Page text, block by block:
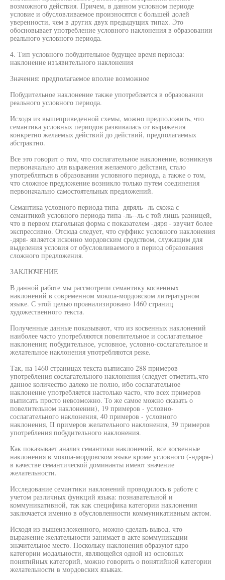
возможного действия. Причем, в данном условном периоде
условие и обусловливаемое произносятся с большей долей
уверенности, чем в других двух предыдущих типах. Это
обосновывает употребление условного наклонения в образовании
реального условного периода.
4. Тип условного побудительное будущее время периода:
наклонение изъявительного наклонения
Значения: предполагаемое вполне возможное
Побудительное наклонение также употребляется в образовании
реального условного периода.
Исходя из вышеприведенной схемы, можно предположить, что
семантика условных периодов развивалась от выражения
конкретно желаемых действий до действий, предполагаемых
абстрактно.
Все это говорит о том, что сослагательное наклонение, возникнув
первоначально для выражения желаемого действия, стало
употребляться в образовании условного периода, а также о том,
что сложное предложение возникло только путем соединения
первоначально самостоятельных предложений.
Семантика условного периода типа -дяряль--ль схожа с
семантикой условного периода типа -ль--ль с той лишь разницей,
что в первом глагольная форма с показателем -дяря - звучит более
экспрессивно. Отсюда следует, что суффикс условного наклонения
-дяря- является исконно мордовским средством, служащим для
выделения условия от обусловливаемого в период образования
сложного предложения.
ЗАКЛЮЧЕНИЕ
В данной работе мы рассмотрели семантику косвенных
наклонений в современном мокша-мордовском литературном
языке. С этой целью проанализировано 1460 страниц
художественного текста.
Полученные данные показывают, что из косвенных наклонений
наиболее часто употребляются повелительное и сослагательное
наклонения; побудительное, условное, условно-сослагательное и
желательное наклонения употребляются реже.
Так, на 1460 страницах текста выписано 288 примеров
употребления сослагательного наклонения (следует отметить,что
данное количество далеко не полно, ибо сослагательное
наклонение употребляется настолько часто, что всех примеров
выписать просто невозможно. То же самое можно сказать о
повелительном наклонении), 19 примеров - условно-
сослагательного наклонения, 40 примеров - условного
наклонения, II примеров желательного наклонения, 39 примеров
употребления побудительного наклонения.
Как показывает анализ семантики наклонений, все косвенные
наклонения в мокша-мордовском языке кроме условного (-ндяря-)
в качестве семантической доминанты имеют значение
желательности.
Исследование семантики наклонений проводилось в работе с
учетом различных функций языка: познавательной и
коммуникативной, так как специфика категории наклонения
заключается именно в обусловленности коммуникативным актом.
Исходя из вышеизложенного, можно сделать вывод, что
выражение желательности занимает в акте коммуникации
значительное место. Поскольку наклонения образуют ядро
категории модальности, являющейся одной из основных
понятийных категорий, можно говорить о понятийной категории
желательности в мордовских языках.